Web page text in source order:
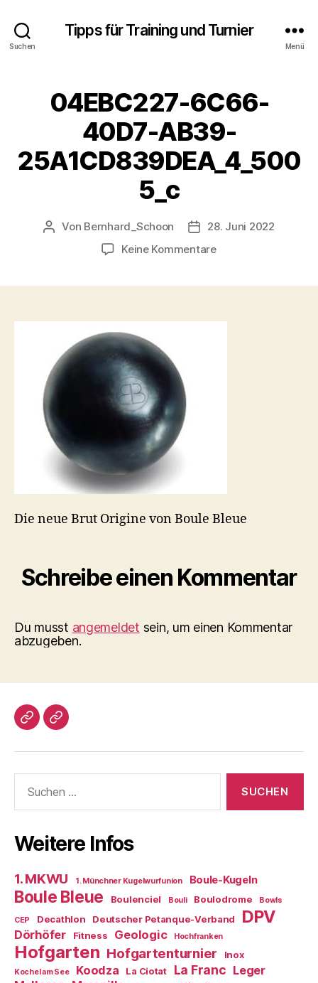
Suchen
Tipps für Training und Turnier
Menü
04EBC227-6C66-
40D7-AB39-
25A1CD839DEA_4_500
5_c
Beitragsautor
Von Bernhard_Schoon Veröffentlichungsdatum
28. Juni 2022
Keine Kommentarezu
Die neue Brut Origine von Boule Bleue
Schreibe einen Kommentar
Du musst angemeldet sein, um einen Kommentar
abzugeben.
Impressum/DatSchutz
Beliebte
nach:
Weitere Infos
1. MKWU 1. Münchner Kugelwurfunion Boule-Kugeln
Boule Bleue Boulenciel Bouli Boulodrome Bowls
CEP Decathlon Deutscher Petanque-Verband DPV
Dörhöfer Fitness Geologic Hochfranken
Hofgarten Hofgartenturnier Inox
Kochel am See Koodza La Ciotat La Franc Leger